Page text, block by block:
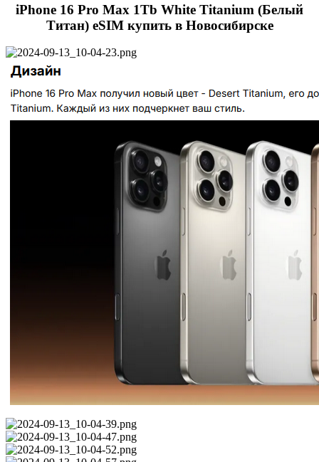
iPhone 16 Pro Max 1Tb White Titanium (Белый
Титан) eSIM купить в Новосибирске